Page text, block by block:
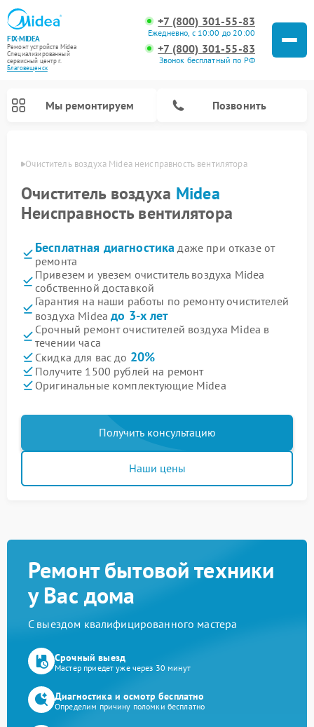
FIX-MIDEA
Ремонт устройств Midea
Специализированный
cервисный центр г.
Благовещенск
+7 (800) 301-55-83
Ежедневно, с 10:00 до 20:00
+7 (800) 301-55-83
Звонок бесплатный по РФ
Мы ремонтируем Позвонить
Очиститель воздуха Midea неисправность вентилятора
Очиститель воздуха Midea
Неисправность вентилятора
Бесплатная диагностика даже при отказе от
ремонта
Привезем и увезем очиститель воздуха Midea
собственной доставкой
Гарантия на наши работы по ремонту очистителей
воздуха Mideaдо 3-х лет
Срочный ремонт очистителей воздуха Midea в
течении часа
Скидка для вас до 20%
Получите 1500 рублей на ремонт
Оригинальные комплектующие Midea
Получить консультацию
Наши цены
Ремонт бытовой техники
у Вас дома
С выездом квалифицированного мастера
Срочный выезд
Мастер приедет уже через 30 минут
Диагностика и осмотр бесплатно
Определим причину поломки бесплатно